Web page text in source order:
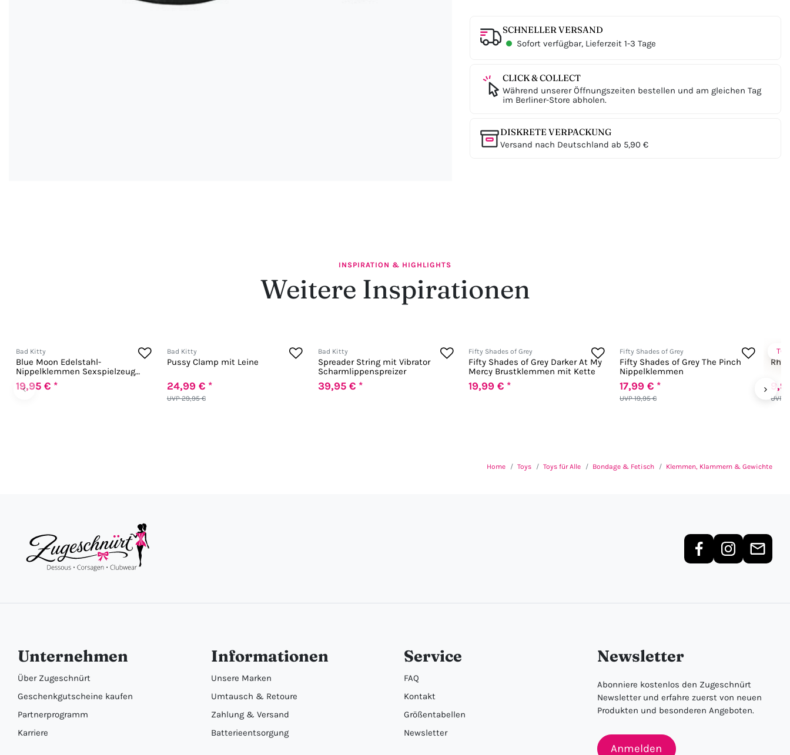
SCHNELLER VERSAND
Sofort verfügbar, Lieferzeit 1-3 Tage
CLICK & COLLECT
Während unserer Öffnungszeiten bestellen und am gleichen Tag
im Berliner-Store abholen.
DISKRETE VERPACKUNG
Versand nach Deutschland ab 5,90 €
INSPIRATION & HIGHLIGHTS
Weitere Inspirationen
‹
Bad Kitty
Blue Moon Edelstahl-
Nippelklemmen Sexspielzeug
BDSM Bondage
19,95 € *
Bad Kitty
Pussy Clamp mit Leine
UVP 29,95 €
24,99 € *
Bad Kitty
Spreader String mit Vibrator
Scharmlippenspreizer
39,95 € *
Fifty Shades of Grey
Fifty Shades of Grey Darker At My
Mercy Brustklemmen mit Kette
19,99 € *
Fifty Shades of Grey
Fifty Shades of Grey The Pinch
Nippelklemmen
UVP 19,95 €
17,99 € *
TOP
Hot
UVP
›
Home Toys Toys für Alle Bondage & Fetisch Klemmen, Klammern & Gewichte
Unternehmen
Über Zugeschnürt
Geschenkgutscheine kaufen
Partnerprogramm
Karriere
Informationen
Unsere Marken
Umtausch & Retoure
Zahlung & Versand
Batterieentsorgung
Service
FAQ
Kontakt
Größentabellen
Newsletter
Newsletter
Abonniere kostenlos den Zugeschnürt
Newsletter und erfahre zuerst von neuen
Produkten und besonderen Angeboten.
Anmelden